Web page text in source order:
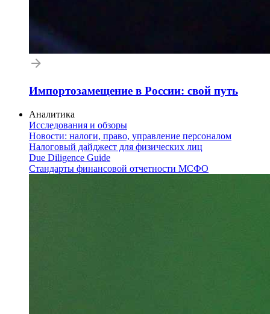
Импортозамещение в России: свой путь
Аналитика
Исследования и обзоры
Новости: налоги, право, управление персоналом
Налоговый дайджест для физических лиц
Due Diligence Guide
Стандарты финансовой отчетности МСФО